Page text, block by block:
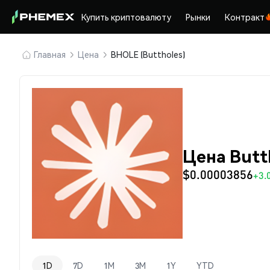
Купить криптовалюту Рынки Контракт
Главная Цена BHOLE (Buttholes)
Цена
$0.00003856
1D 7D 1M 3M 1Y YTD